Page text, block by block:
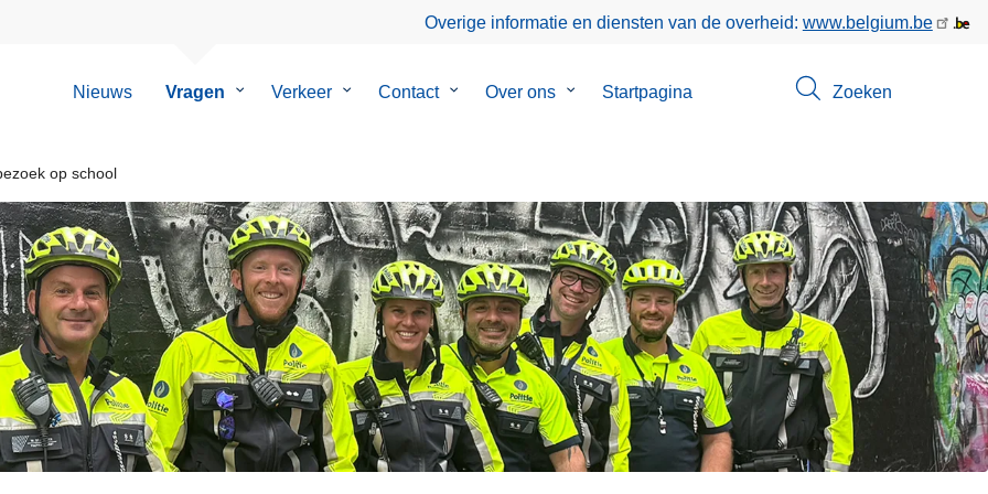
Overige informatie en diensten van de overheid: www.belgium.be
Nieuws Vragen
Submenu
Verkeer
Submenu
Contact
SubmenuOver ons
SubmenuStartpagina Zoeken
op school